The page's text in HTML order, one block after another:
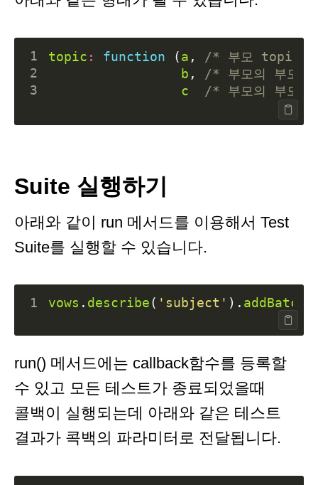
1 topic : function (a ,
/* 부모 topic
2
b ,
/* 부모의 부모
3
c /* 부모의 부모
Suite 실행하기
아래와 같이 run 메서드를 이용해서 Test
Suite를 실행할 수 있습니다.
1 vows . describe( 'subject' ). addBatch
run() 메서드에는 callback함수를 등록할
수 있고 모든 테스트가 종료되었을때
콜백이 실행되는데 아래와 같은 테스트
결과가 콕백의 파라미터로 전달됩니다.